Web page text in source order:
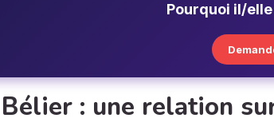
Pourquoi il/elle
: une relation